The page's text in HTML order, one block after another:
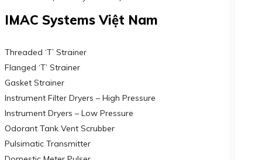
IMAC Systems Việt Nam
Threaded ‘T’ Strainer
Flanged ‘T’ Strainer
Gasket Strainer
Instrument Filter Dryers – High Pressure
Instrument Dryers – Low Pressure
Odorant Tank Vent Scrubber
Pulsimatic Transmitter